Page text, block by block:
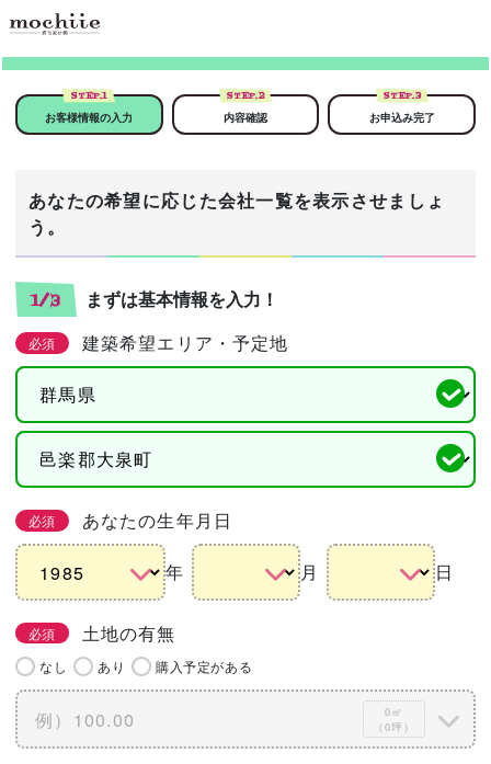
STEP.1
お客様情報の入力
STEP.2
内容確認
STEP.3
お申込み完了
あなたの希望に応じた会社一覧を表示させましょ
う。
1/3 まずは基本情報を入力！
必須 建築希望エリア・予定地
必須 あなたの生年月日
年 月 日
必須 土地の有無
なし あり 購入予定がある
0㎡
（0坪）